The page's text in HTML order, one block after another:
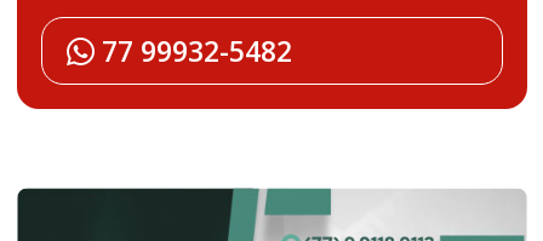
77 99932-5482